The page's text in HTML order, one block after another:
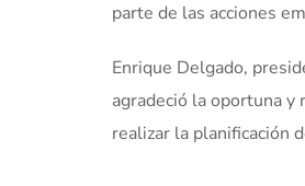
parte de las acciones
Enrique Delgado,
agradeció la oportuna y
realizar la planificación